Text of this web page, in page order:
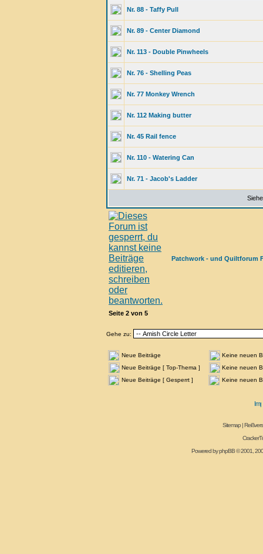
Nr. 88 - Taffy Pull
Nr. 89 - Center Diamond
Nr. 113 - Double Pinwheels
Nr. 76 - Shelling Peas
Nr. 77 Monkey Wrench
Nr. 112 Making butter
Nr. 45 Rail fence
Nr. 110 - Watering Can
Nr. 71 - Jacob's Ladder
Patchwork - und Quiltforum
Seite 2 von 5
Gehe zu:
Neue Beiträge
Keine neuen
Neue Beiträge [ Top-Thema ]
Keine neuen
Neue Beiträge [ Gesperrt ]
Keine neuen
Sitemap|
Powered byphpBB© 2001,